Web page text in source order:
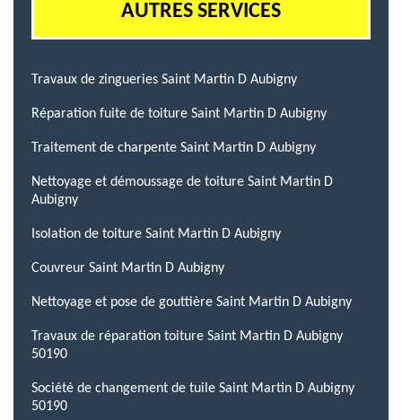
AUTRES SERVICES
Travaux de zingueries Saint Martin D Aubigny
Réparation fuite de toiture Saint Martin D Aubigny
Traitement de charpente Saint Martin D Aubigny
Nettoyage et démoussage de toiture Saint Martin D
Aubigny
Isolation de toiture Saint Martin D Aubigny
Couvreur Saint Martin D Aubigny
Nettoyage et pose de gouttière Saint Martin D Aubigny
Travaux de réparation toiture Saint Martin D Aubigny
50190
Société de changement de tuile Saint Martin D Aubigny
50190